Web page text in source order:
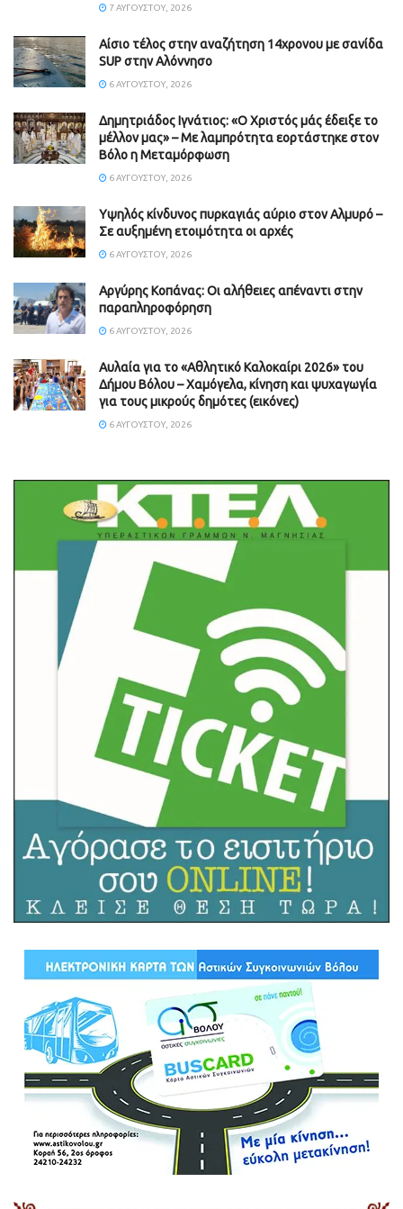
7 ΑΥΓΟΎΣΤΟΥ, 2026
Αίσιο τέλος στην αναζήτηση 14χρονου με σανίδα
SUP στην Αλόννησο
6 ΑΥΓΟΎΣΤΟΥ, 2026
Δημητριάδος Ιγνάτιος: «Ο Χριστός μάς έδειξε το
μέλλον μας» – Με λαμπρότητα εορτάστηκε στον
Βόλο η Μεταμόρφωση
6 ΑΥΓΟΎΣΤΟΥ, 2026
Υψηλός κίνδυνος πυρκαγιάς αύριο στον Αλμυρό –
Σε αυξημένη ετοιμότητα οι αρχές
6 ΑΥΓΟΎΣΤΟΥ, 2026
Aργύρης Κοπάνας: Οι αλήθειες απέναντι στην
παραπληροφόρηση
6 ΑΥΓΟΎΣΤΟΥ, 2026
Αυλαία για το «Αθλητικό Καλοκαίρι 2026» του
Δήμου Βόλου – Χαμόγελα, κίνηση και ψυχαγωγία
για τους μικρούς δημότες (εικόνες)
6 ΑΥΓΟΎΣΤΟΥ, 2026